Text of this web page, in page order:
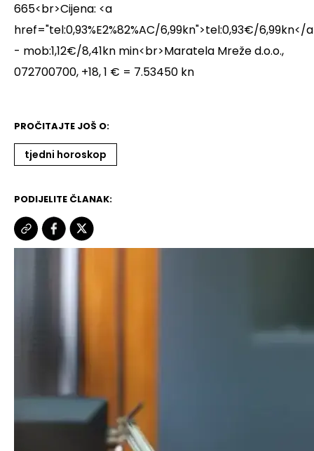
665<br>Cijena: <a
href="tel:0,93%E2%82%AC/6,99kn">tel:0,93€/6,99kn</
- mob:1,12€/8,41kn min<br>Maratela Mreže d.o.o.,
072700700, +18, 1 € = 7.53450 kn
PROČITAJTE JOŠ O:
tjedni horoskop
PODIJELITE ČLANAK: